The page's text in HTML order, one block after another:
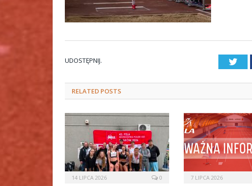
UDOSTĘPNIJ.
RELATED POSTS
14 LIPCA 2026 0 7 LIPCA 2026